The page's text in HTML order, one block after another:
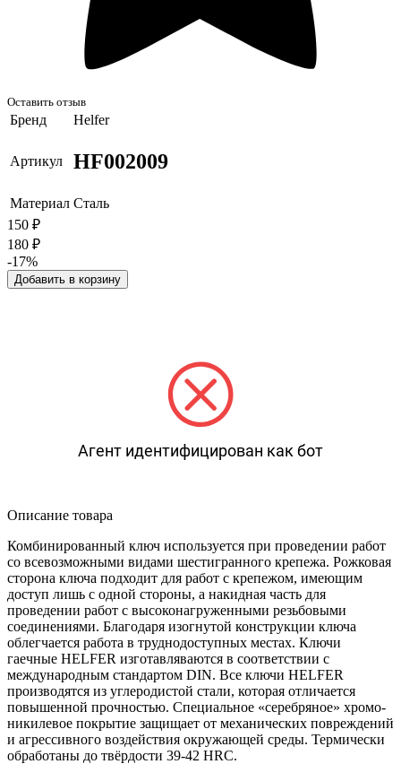
Оставить отзыв
Бренд Helfer
Артикул HF002009
Материал Сталь
150 ₽
180 ₽
-17%
Добавить в корзину
Агент идентифицирован как бот
Описание товара
Комбинированный ключ используется при проведении работ
со всевозможными видами шестигранного крепежа. Рожковая
сторона ключа подходит для работ с крепежом, имеющим
доступ лишь с одной стороны, а накидная часть для
проведении работ с высоконагруженными резьбовыми
соединениями. Благодаря изогнутой конструкции ключа
облегчается работа в труднодоступных местах. Ключи
гаечные HELFER изготавляваются в соответствии с
международным стандартом DIN. Все ключи HELFER
производятся из углеродистой стали, которая отличается
повышенной прочностью. Специальное «серебряное» хромо-
никилевое покрытие защищает от механических повреждений
и агрессивного воздействия окружающей среды. Термически
обработаны до твёрдости 39-42 HRC.